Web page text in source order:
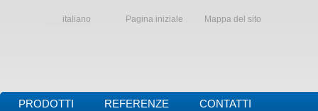
italiano Pagina iniziale Mappa del sito
PRODOTTI REFERENZE CONTATTI